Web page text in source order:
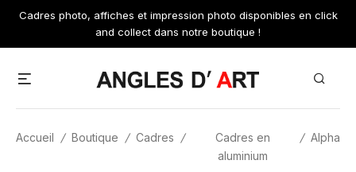
Skip
content
Cadres photo, affiches et impression photo disponibles en click
and collect dans notre boutique !
Accueil / Boutique / Cadres /
Cadres en
aluminium
/ Alpha